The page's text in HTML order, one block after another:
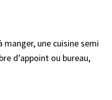
manger, une cuisine semi
d’appoint ou bureau,